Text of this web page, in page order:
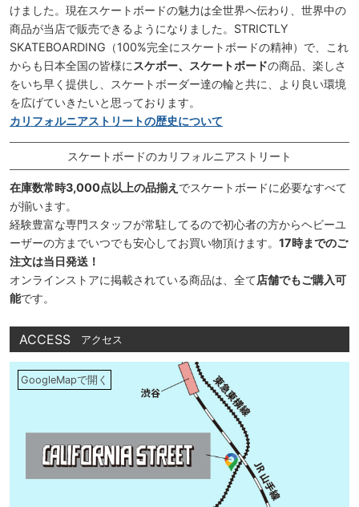
けました。現在スケートボードの魅力は全世界へ伝わり、世界中の
商品が当店で販売できるようになりました。STRICTLY
SKATEBOARDING（100%完全にスケートボードの精神）で、これ
からも日本全国の皆様に スケボー、スケートボードの商品、楽しさ
をいち早く提供し、スケートボーダー達の輪と共に、より良い環境
を広げていきたいと思っております。
カリフォルニアストリートの歴史について
スケートボードのカリフォルニアストリート
在庫数常時3,000点以上の品揃え でスケートボードに必要なすべて
が揃います。
経験豊富な専門スタッフが常駐してるので初心者の方からヘビーユ
ーザーの方までいつでも安心してお買い物頂けます。 17時までのご
注文は当日発送！
オンラインストアに掲載されている商品は、全て店舗でもご購入可
能です。
ACCESS アクセス
GoogleMapで開く